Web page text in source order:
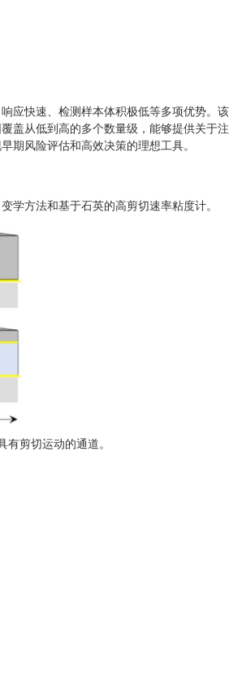
应快速、检测样本体积极低等多项优势。
盖从低到高的多个数量级，能够提供关于
期风险评估和高效决策的理想工具。
学方法和基于石英的高剪切速率粘度计。
剪切运动的通道。